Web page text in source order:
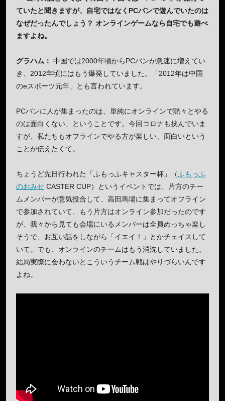
ていたと聞きますが、自宅ではなくPCバンで遊んでいたのは
なぜだったんでしょう？ オンラインゲームなら自宅でも遊べ
ますよね。
グラハム： 中国では2000年頃からPCバンが急速に増えてい
き、2012年頃にはもう爆発していました。「2012年は中国
のeスポーツ元年」とも言われています。
PCバンに人が集まったのは、単純にオンラインで黙々とやる
のは面白くない、ということです。今回コロナも挟んでいま
すが、私たちもオフラインでやる方が楽しい、面白いという
ことが伝えたくて。
ちょうど先日行われた「ふもっふキャスター杯」（ふもっふ
のおみせ CASTER CUP）というイベントでは、片方のチー
ムメンバーが意気投合して、高田馬場に集まってオフライン
で参加されていて、もう片方はオンライン参加だったのです
が、我々から見ても会場にいるメンバーは全員めっちゃ楽し
そうで、お互い話をしながら「イエイ！」とかチェイスして
いて。でも、オンラインのチームはもう消沈していました。
結局実際に会わないとこういうチーム戦はやりづらいんです
よね。